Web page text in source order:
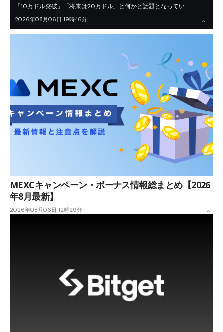
「10万ドル突破」「将来は20万ドル」と何かと話題となってい…
2026年08月06日 19時46分
MEXCキャンペーン・ボーナス情報総まとめ【2026
年8月最新】
2026年08月06日 12時29分